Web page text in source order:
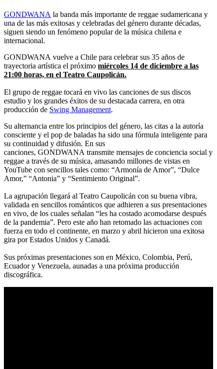
GONDWANA la banda más importante de reggae sudamericana y
una de las más exitosas y celebradas del género durante décadas,
siguen siendo un fenómeno popular de la música chilena e
internacional.
GONDWANA vuelve a Chile para celebrar sus 35 años de
trayectoria artística el próximo miércoles 14 de diciembre a las
21:00 horas, en el Teatro Caupolicán.
El grupo de reggae tocará en vivo las canciones de sus discos
estudio y los grandes éxitos de su destacada carrera, en otra
producción de Swing Management.
Su alternancia entre los principios del género, las citas a la autoría
consciente y el pop de baladas ha sido una fórmula inteligente para
su continuidad y difusión. En sus
canciones, GONDWANA transmite mensajes de conciencia social y
reggae a través de su música, amasando millones de vistas en
YouTube con sencillos tales como: “Armonía de Amor”, “Dulce
Amor,” “Antonia” y “Sentimiento Original”.
La agrupación llegará al Teatro Caupolicán con su buena vibra,
validada en sencillos románticos que adhieren a sus presentaciones
en vivo, de los cuales señalan “les ha costado acomodarse después
de la pandemia”. Pero este año han retomado las actuaciones con
fuerza en todo el continente, en marzo y abril hicieron una exitosa
gira por Estados Unidos y Canadá.
Sus próximas presentaciones son en México, Colombia, Perú,
Ecuador y Venezuela, aunadas a una próxima producción
discográfica.